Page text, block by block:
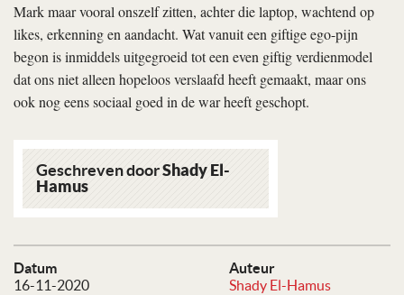
Datum
16-11-2020
Auteur
Shady El-Hamus
Mark maar vooral onszelf zitten, achter die laptop, wachtend op
likes, erkenning en aandacht. Wat vanuit een giftige ego-pijn
begon is inmiddels uitgegroeid tot een even giftig verdienmodel
dat ons niet alleen hopeloos verslaafd heeft gemaakt, maar ons
ook nog eens sociaal goed in de war heeft geschopt.
Geschreven doorShady El-
Hamus